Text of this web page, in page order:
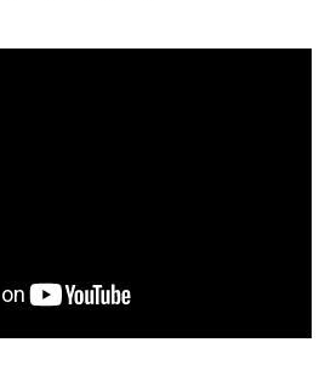
りがとうございます！